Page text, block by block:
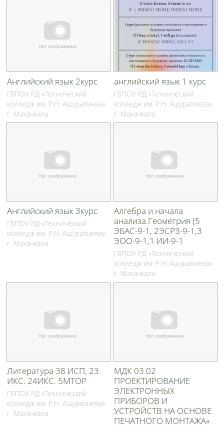
Английский язык 2курс
ГБПОУ РД «Технический
колледж им. Р.Н. Ашуралиева»
г. Махачкала
английский язык 1 курс
ГБПОУ РД «Технический
колледж им. Р.Н. Ашуралиева»
г. Махачкала
Английский язык 3курс
ГБПОУ РД «Технический
колледж им. Р.Н. Ашуралиева»
г. Махачкала
Алгебра и начала
анализа.Геометрия (5
ЭБАС-9-1, 2ЭСРЗ-9-1,3
ЭОО-9-1,1 ИИ-9-1
ГБПОУ РД «Технический
колледж им. Р.Н. Ашуралиева»
г. Махачкала
Литература 38 ИСП, 23
ИКС. 24ИКС. 5МТОР
ГБПОУ РД «Технический
колледж им. Р.Н. Ашуралиева»
г. Махачкала
МДК 03.02
ПРОЕКТИРОВАНИЕ
ЭЛЕКТРОННЫХ
ПРИБОРОВ И
УСТРОЙСТВ НА ОСНОВЕ
ПЕЧАТНОГО МОНТАЖА»